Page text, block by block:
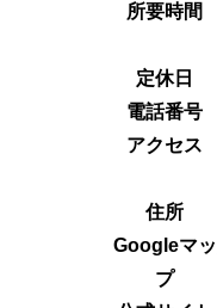
所要時間
定休日
電話番号
アクセス
住所
Googleマッ
プ